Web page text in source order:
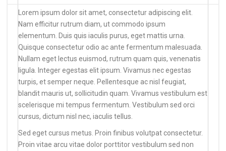
Lorem ipsum dolor sit amet, consectetur adipiscing elit.
Nam efficitur rutrum diam, ut commodo ipsum
elementum. Duis quis iaculis purus, eget mattis urna.
Quisque consectetur odio ac ante fermentum malesuada.
Nullam eget lectus euismod, rutrum quam quis, venenatis
ligula. Integer egestas elit ipsum. Vivamus nec egestas
turpis, et semper neque. Pellentesque ac nisl feugiat,
blandit mauris ut, sollicitudin quam. Vivamus vestibulum est
scelerisque mi tempus fermentum. Vestibulum sed orci
cursus, dictum nisl nec, iaculis tellus.
Sed eget cursus metus. Proin finibus volutpat consectetur.
Proin vitae arcu vitae dolor porttitor vestibulum sed non